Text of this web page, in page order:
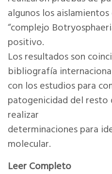
algunos los
“complejo
positivo.
Los resultados son
bibliografía
con los estudios para
patogenicidad del resto
realizar
determinaciones para
molecular.
Leer Completo